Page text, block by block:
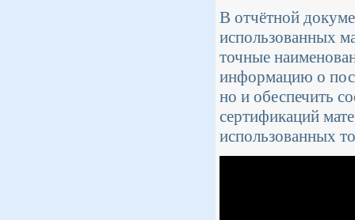
В отчётной
использованных
точные
информацию о
но и обеспечить
сертификаций
использованных